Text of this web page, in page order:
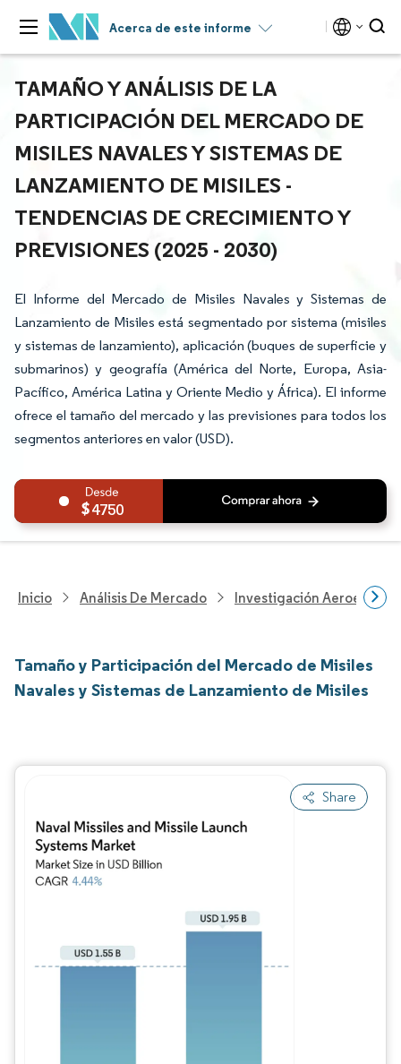
Acerca de este informe
TAMAÑO Y ANÁLISIS DE LA
PARTICIPACIÓN DEL MERCADO DE
MISILES NAVALES Y SISTEMAS DE
LANZAMIENTO DE MISILES -
TENDENCIAS DE CRECIMIENTO Y
PREVISIONES (2025 - 2030)
El Informe del Mercado de Misiles Navales y Sistemas de
Lanzamiento de Misiles está segmentado por sistema (misiles
y sistemas de lanzamiento), aplicación (buques de superficie y
submarinos) y geografía (América del Norte, Europa, Asia-
Pacífico, América Latina y Oriente Medio y África). El informe
ofrece el tamaño del mercado y las previsiones para todos los
segmentos anteriores en valor (USD).
4750
Inicio Análisis De Mercado Investigación
Tamaño y Participación del Mercado de Misiles
Navales y Sistemas de Lanzamiento de Misiles
Share